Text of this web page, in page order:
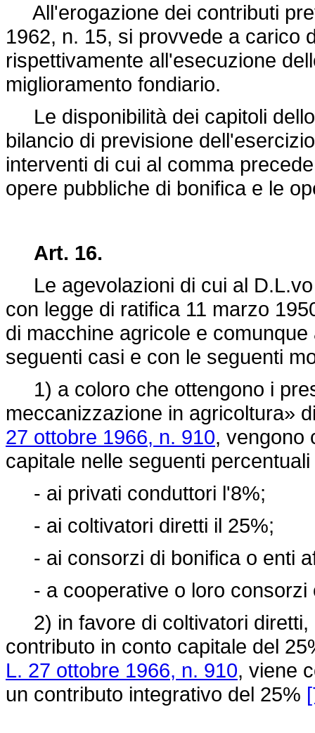
All'erogazione dei contributi
1962, n. 15, si provvede a carico
rispettivamente all'esecuzione
miglioramento fondiario.
Le disponibilità dei capitoli
bilancio di previsione
interventi di cui al comma
opere pubbliche di bonifica e le
Art. 16.
Le agevolazioni di cui al D.L.vo
con legge di ratifica 11 marzo
di macchine agricole e
seguenti casi e con le seguenti
1) a coloro che ottengono i
meccanizzazione in agricoltura»
27 ottobre 1966, n. 910, vengono
capitale nelle seguenti
- ai privati conduttori l'8%;
- ai coltivatori diretti il 25%;
- ai consorzi di bonifica o enti
- a cooperative o loro consorzi
2) in favore di coltivatori diretti,
contributo in conto capitale del
L. 27 ottobre 1966, n. 910, viene
un contributo integrativo del 25%